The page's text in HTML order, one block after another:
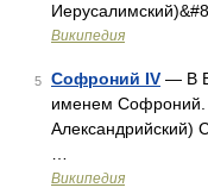
Википедия
5 Софроний IV — В
именем
Александрийский)
Википедия